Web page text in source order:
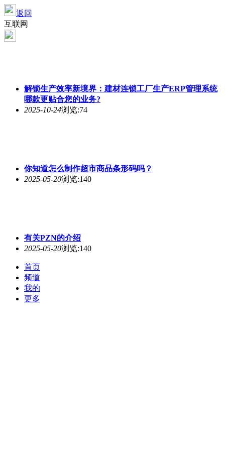
返回
互联网
解锁生产效率新境界：建材连锁工厂生产ERP管理系统
哪款更贴合您的业务?
2025-10-24浏览:74
你知道怎么制作超市商品条形码吗？
2025-05-20浏览:140
有关PZN的介绍
2025-05-20浏览:140
首页
频道
我的
更多